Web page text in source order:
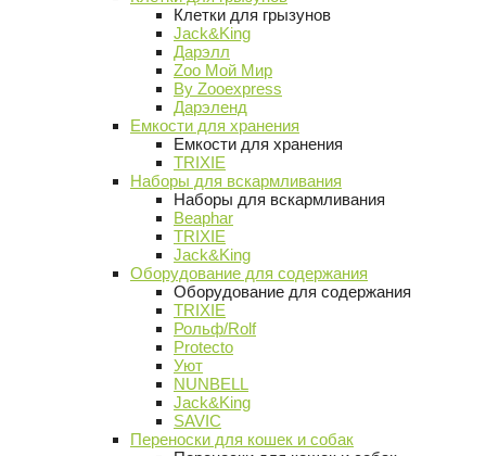
Клетки для грызунов
Jack&King
Дарэлл
Zoo Мой Мир
By Zooexpress
Дарэленд
Емкости для хранения
Емкости для хранения
TRIXIE
Наборы для вскармливания
Наборы для вскармливания
Beaphar
TRIXIE
Jack&King
Оборудование для содержания
Оборудование для содержания
TRIXIE
Рольф/Rolf
Protecto
Уют
NUNBELL
Jack&King
SAVIC
Переноски для кошек и собак